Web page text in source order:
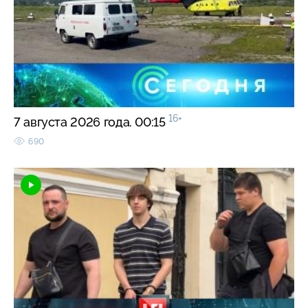
7 августа 2026 года. 00:15 16+
690